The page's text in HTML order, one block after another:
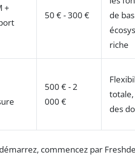
+
50 € - 300 €
de
riche
500 € - 2
000 €
des
commencez par